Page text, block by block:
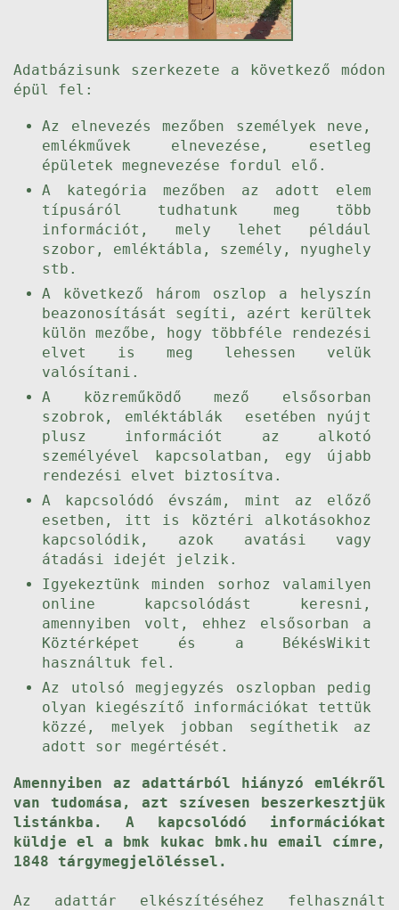
Adatbázisunk szerkezete a következő módon
épül fel:
Az elnevezés mezőben személyek neve,
emlékművek elnevezése, esetleg
épületek megnevezése fordul elő.
A kategória mezőben az adott elem
típusáról tudhatunk meg több
információt, mely lehet például
szobor, emléktábla, személy, nyughely
stb.
A következő három oszlop a helyszín
beazonosítását segíti, azért kerültek
külön mezőbe, hogy többféle rendezési
elvet is meg lehessen velük
valósítani.
A közreműködő mező elsősorban
szobrok, emléktáblák esetében nyújt
plusz információt az alkotó
személyével kapcsolatban, egy újabb
rendezési elvet biztosítva.
A kapcsolódó évszám, mint az előző
esetben, itt is köztéri alkotásokhoz
kapcsolódik, azok avatási vagy
átadási idejét jelzik.
Igyekeztünk minden sorhoz valamilyen
online kapcsolódást keresni,
amennyiben volt, ehhez elsősorban a
Köztérképet és a BékésWikit
használtuk fel.
Az utolsó megjegyzés oszlopban pedig
olyan kiegészítő információkat tettük
közzé, melyek jobban segíthetik az
adott sor megértését.
Amennyiben az adattárból hiányzó emlékről
van tudomása, azt szívesen beszerkesztjük
listánkba. A kapcsolódó információkat
küldje el a bmk kukac bmk.hu email címre,
1848 tárgymegjelöléssel.
Az adattár elkészítéséhez felhasznált